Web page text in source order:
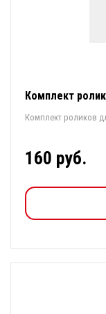
Комплект
Комплект роликов
160 руб.